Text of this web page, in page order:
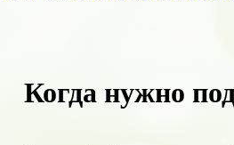
Когда нужно